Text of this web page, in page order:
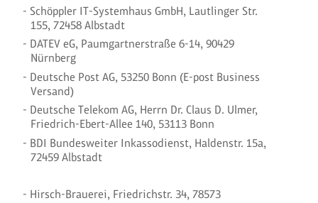
Schöppler IT-Systemhaus GmbH, Lautlinger Str.
155, 72458 Albstadt
DATEV eG, Paumgartnerstraße 6-14, 90429
Nürnberg
Deutsche Post AG, 53250 Bonn (E-post Business
Versand)
Deutsche Telekom AG, Herrn Dr. Claus D. Ulmer,
Friedrich-Ebert-Allee 140, 53113 Bonn
BDI Bundesweiter Inkassodienst, Haldenstr. 15a,
72459 Albstadt
Hirsch-Brauerei, Friedrichstr. 34, 78573